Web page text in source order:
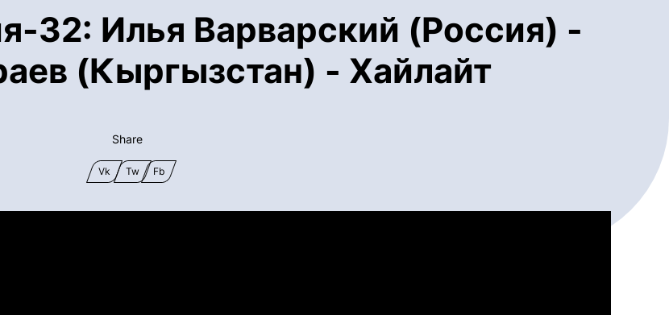
32: Илья Варварский (Россия) -
(Кыргызстан) - Хайлайт
Share
Vk Tw Fb